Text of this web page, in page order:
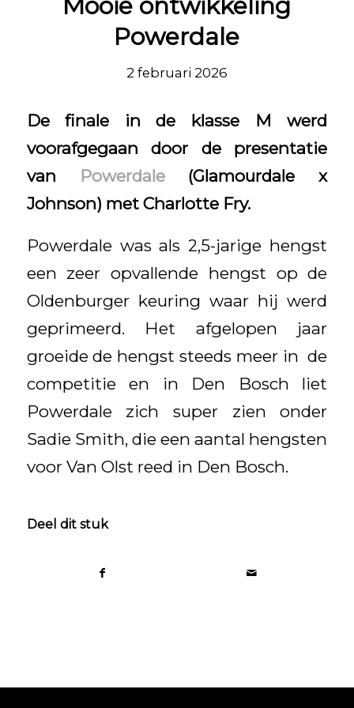
Powerdale
2 februari 2026
De finale in de klasse M werd
voorafgegaan door de presentatie
van
Powerdale (Glamourdale x
Johnson) met Charlotte Fry.
Powerdale was als 2,5-jarige hengst
een zeer opvallende hengst op de
Oldenburger keuring waar hij werd
geprimeerd. Het afgelopen jaar
groeide de hengst steeds meer in de
competitie en in Den Bosch liet
Powerdale zich super zien onder
Sadie Smith, die een aantal hengsten
voor Van Olst reed in Den Bosch.
Deel dit stuk